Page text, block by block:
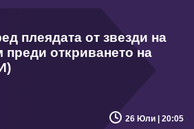
плеядата от звезди на
откриването на
26 Юли | 20:05